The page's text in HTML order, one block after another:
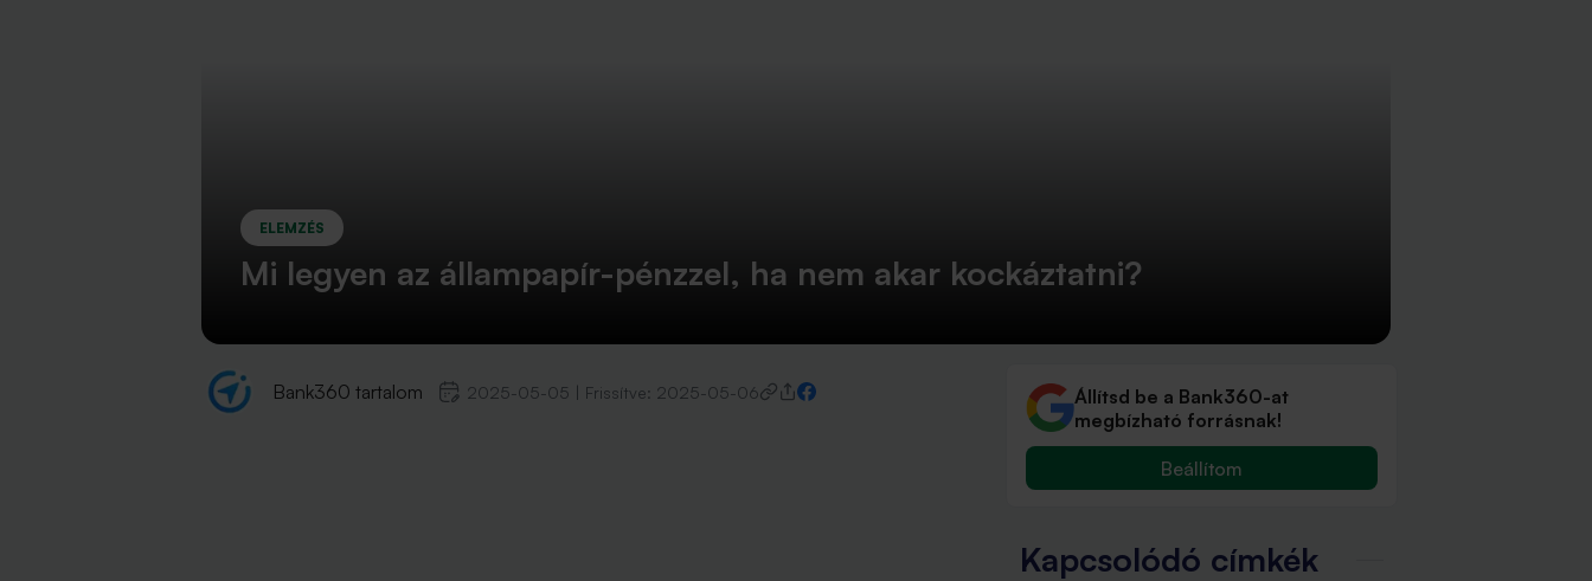
ELEMZÉS
Mi legyen az állampapír-pénzzel, ha nem akar kockáztatni?
Bank360 tartalom 2025-05-05 Frissítve: 2025-05-06
Állítsd be a Bank360-at
megbízható forrásnak!
Beállítom
Kapcsolódó címkék